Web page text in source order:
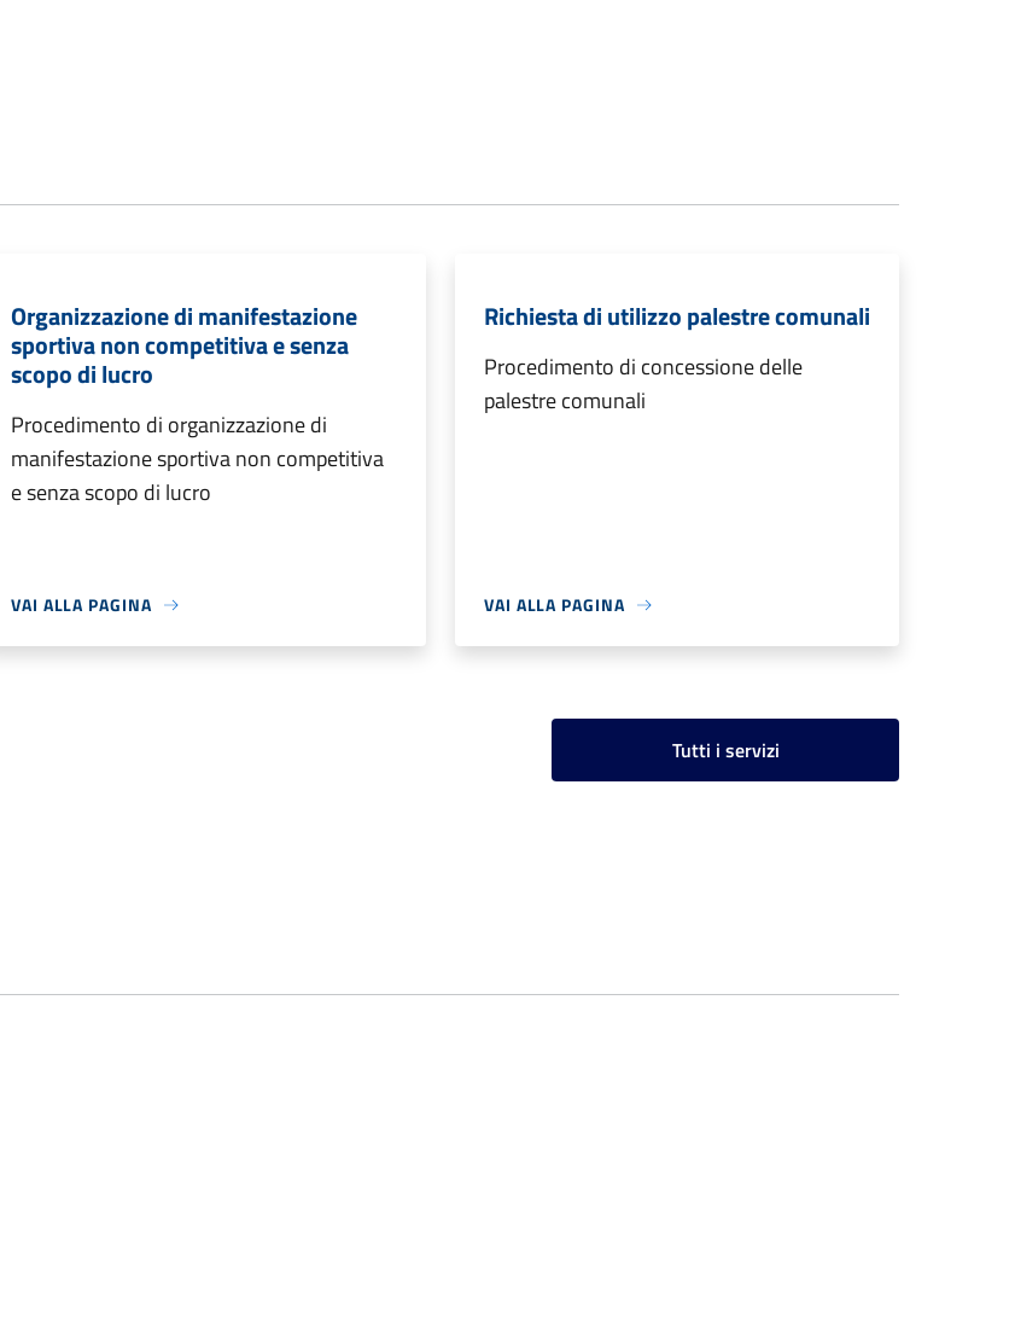
Organizzazione di manifestazione
sportiva non competitiva e senza
scopo di lucro
Procedimento di organizzazione di
manifestazione sportiva non competitiva
e senza scopo di lucro
VAI ALLA PAGINA
Richiesta di utilizzo palestre comunali
Procedimento di concessione delle
palestre comunali
VAI ALLA PAGINA
Tutti i servizi